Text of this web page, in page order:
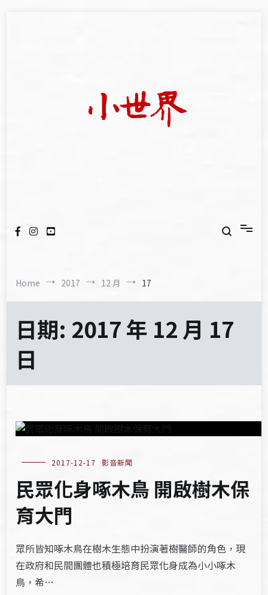
Home 2017 12 月 17
日期: 2017 年 12 月 17
日
2017-12-17 影音新聞
民眾化身啄木鳥 開啟樹木保
育大門
眾所皆知啄木鳥在樹木生態中扮演著樹醫師的角色，現
在政府和民間團體也積極培育民眾化身成為小小啄木
鳥，希…